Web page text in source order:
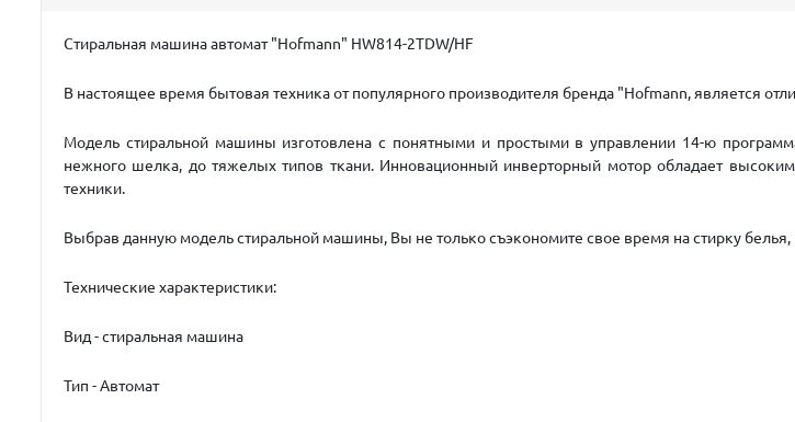
Стиральная машина автомат "Hofmann" НW814-2TDW/HF
В настоящее время бытовая техника от популярного производителя бренда "Hofmann, является
Модель стиральной машины изготовлена с понятными и простыми в управлении 14-ю
нежного шелка, до тяжелых типов ткани. Инновационный инверторный мотор обладает
техники.
Выбрав данную модель стиральной машины, Вы не только съэкономите свое время на стирку
Технические характеристики:
Вид - стиральная машина
Тип - Автомат